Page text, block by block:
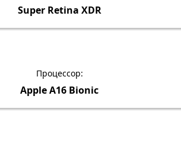
Super Retina XDR
Процессор:
Apple A16 Bionic